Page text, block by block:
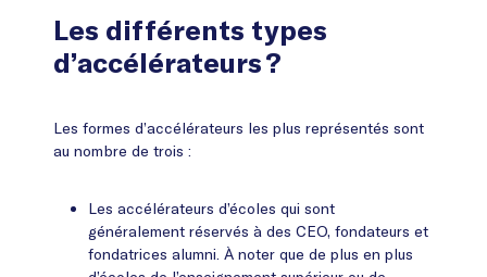
Les différents types
d’accélérateurs ?
Les formes d’accélérateurs les plus représentés sont
au nombre de trois :
Les accélérateurs d’écoles qui sont
généralement réservés à des CEO, fondateurs et
fondatrices alumni. À noter que de plus en plus